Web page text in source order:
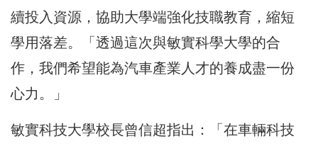
續投入資源，協助大學端強化技職教育，縮短
學用落差。「透過這次與敏實科學大學的合
作，我們希望能為汽車產業人才的養成盡一份
心力。」
敏實科技大學校長曾信超指出：「在車輛科技